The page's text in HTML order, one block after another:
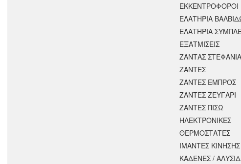
ΕΚΚΕΝΤΡΟΦΟΡΟΙ
ΕΛΑΤΗΡΙΑ
ΕΛΑΤΗΡΙΑ
ΕΞΑΤΜΙΣΕΙΣ
ΖΑΝΤΑΣ ΣΤΕΦΑΝΙΑ
ΖΑΝΤΕΣ
ΖΑΝΤΕΣ ΕΜΠΡΟΣ
ΖΑΝΤΕΣ ΖΕΥΓΑΡΙ
ΖΑΝΤΕΣ ΠΙΣΩ
ΗΛΕΚΤΡΟΝΙΚΕΣ
ΘΕΡΜΟΣΤΑΤΕΣ
ΙΜΑΝΤΕΣ ΚΙΝΗΣΗΣ
ΚΑΔΕΝΕΣ /